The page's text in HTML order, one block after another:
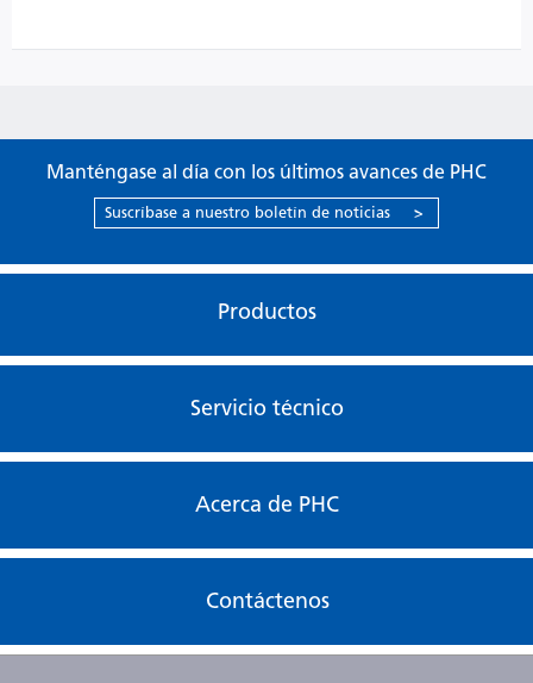
Manténgase al día con los últimos avances de PHC
Suscríbase a nuestro boletín de noticias >
Productos
Servicio técnico
Acerca de PHC
Contáctenos